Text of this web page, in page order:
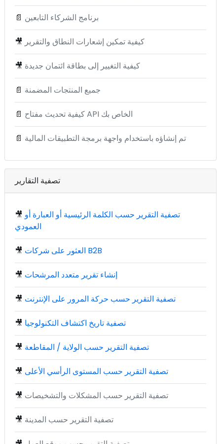
📄 برنامج الشركاء التابعين
🎥 كيفية تمكين إشعارات النطاق والتقرير
🎥 كيفية التغيير إلى بطاقة ائتمان جديدة
📄 جميع المنتجات المضمنة
📄 كيفية تحديث مفتاح API الخاص بك
📄 تم إنشاؤه باستخدام واجهة برمجة التطبيقات المالية
تصفية التقارير
🎥 تصفية التقرير حسب الكلمة الرئيسية أو العبارة أو
العمودي
🎥 العثور على شركات B2B
🎥 إنشاء تقرير متعدد المرشحات
🎥 تصفية التقرير حسب حركة المرور على الإنترنت
🎥 تصفية تاريخ اكتشاف التكنولوجيا
🎥 تصفية التقرير حسب الولاية / المقاطعة
🎥 تصفية التقرير حسب المستوى الرأسي الأعلى
🎥 تصفية التقرير حسب المشكلات والتشخيصات
🎥 تصفية التقرير حسب المدينة